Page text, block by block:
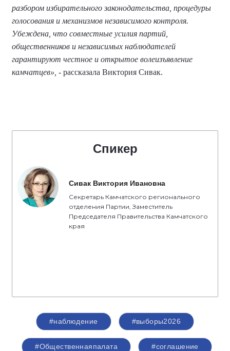
разбором избирательного законодательства, процедуры
голосования и механизмов независимого контроля.
Убеждена, что совместные усилия партий,
общественников и независимых наблюдателей
гарантируют честное и открытое волеизъявление
камчатцев», - рассказала Виктория Сивак.
Спикер
Сивак Виктория Ивановна
Секретарь Камчатского регионального
отделения Партии, Заместитель
Председателя Правительства Камчатского
края
#наблюдение #выборы2026
#Общественнаяпалата #соглашение